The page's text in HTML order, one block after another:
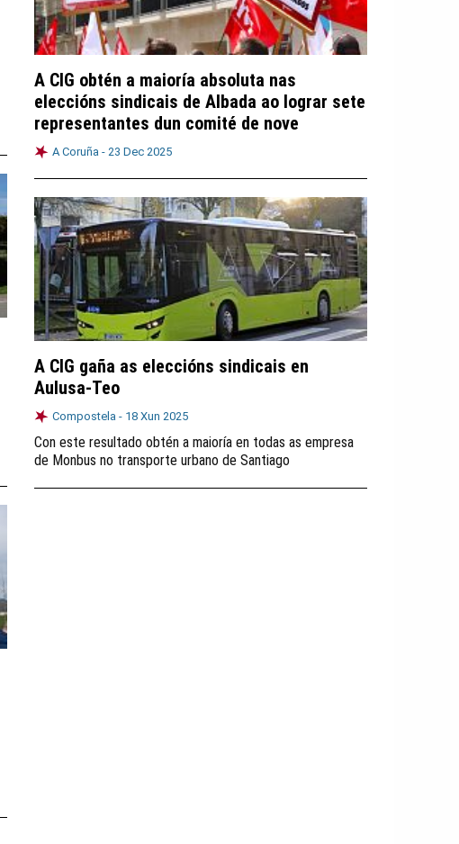
A CIG obtén a maioría absoluta nas
eleccións sindicais de Albada ao lograr sete
representantes dun comité de nove
A Coruña - 23 Dec 2025
A CIG gaña as eleccións sindicais en
Aulusa-Teo
Compostela - 18 Xun 2025
Con este resultado obtén a maioría en todas as empresa
de Monbus no transporte urbano de Santiago